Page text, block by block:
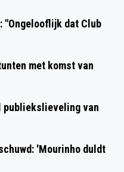
"Ongelooflijk dat Club
met komst van
publiekslieveling van
'Mourinho duldt